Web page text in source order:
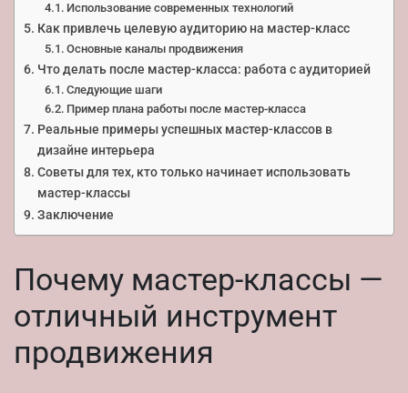
Использование современных технологий
Как привлечь целевую аудиторию на мастер-класс
Основные каналы продвижения
Что делать после мастер-класса: работа с аудиторией
Следующие шаги
Пример плана работы после мастер-класса
Реальные примеры успешных мастер-классов в
дизайне интерьера
Советы для тех, кто только начинает использовать
мастер-классы
Заключение
Почему мастер-классы —
отличный инструмент
продвижения